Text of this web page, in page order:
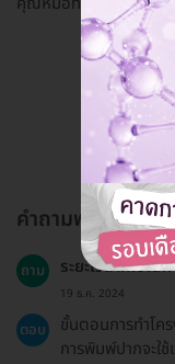
คำถามพบบ่อย
ถาม ระยะเวลาที่ใช้ใ
19 ธ.ค. 2024
ตอบ
ขั้นตอนการทำโค
การพิมพ์ปากจะใ